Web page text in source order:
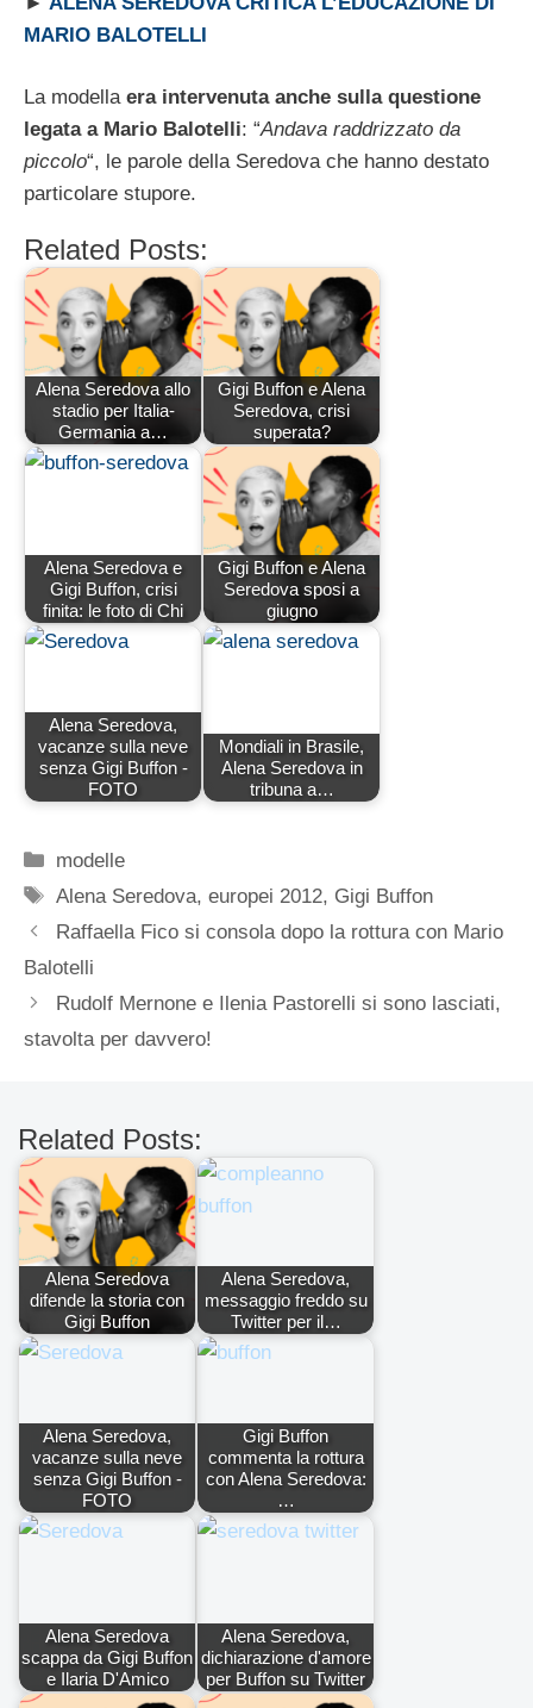
MARIO BALOTELLI
La modellaera intervenuta anche sulla questione
legata a Mario Balotelli: “Andava raddrizzato da
piccolo“, le parole della Seredova che hanno destato
particolare stupore.
Related Posts:
Alena Seredova allo
stadio per Italia-
Germania a…
Gigi Buffon e Alena
Seredova, crisi
superata?
Alena Seredova e
Gigi Buffon, crisi
finita: le foto di Chi
Gigi Buffon e Alena
Seredova sposi a
giugno
Alena Seredova,
vacanze sulla neve
senza Gigi Buffon -
FOTO
Mondiali in Brasile,
Alena Seredova in
tribuna a…
Categorie
modelle
Tag
Alena Seredova,europei 2012, Gigi Buffon
Raffaella Fico si consola dopo la rottura con Mario
Balotelli
Rudolf Mernone e Ilenia Pastorelli si sono lasciati,
stavolta per davvero!
Related Posts:
Alena Seredova
difende la storia con
Gigi Buffon
Alena Seredova,
messaggio freddo su
Twitter per il…
Alena Seredova,
vacanze sulla neve
senza Gigi Buffon -
FOTO
Gigi Buffon
commenta la rottura
con Alena Seredova:
…
Alena Seredova
scappa da Gigi Buffon
e Ilaria D'Amico
Alena Seredova,
dichiarazione d'amore
per Buffon su Twitter